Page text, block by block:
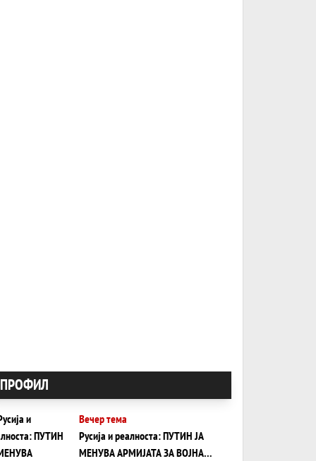
ПРОФИЛ
Вечер тема
Русија и реалноста: ПУТИН ЈА
МЕНУВА АРМИЈАТА ЗА ВОЈНА